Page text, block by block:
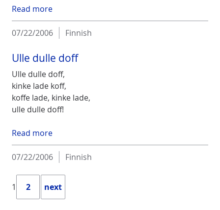
Read more
07/22/2006 Finnish
Ulle dulle doff
Ulle dulle doff,
kinke lade koff,
koffe lade, kinke lade,
ulle dulle doff!
Read more
07/22/2006 Finnish
1 2 next